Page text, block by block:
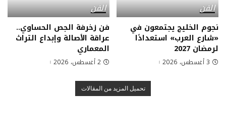
الفن
نجوم الخليج يجتمعون في
«شارع العرب» استعدادًا
لرمضان 2027
3 أغسطس، 2026
الفن
فن زخرفة الجص الحساوي..
عراقة الأصالة وإبداع التراث
المعماري
2 أغسطس، 2026
تحميل المزيد من المقالات